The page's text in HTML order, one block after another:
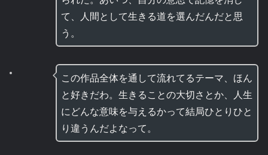
て、人間として生きる道を選んだんだと思
う。
この作品全体を通して流れてるテーマ、ほん
と好きだわ。生きることの大切さとか、人生
にどんな意味を与えるかって結局ひとりひと
り違うんだよなって。